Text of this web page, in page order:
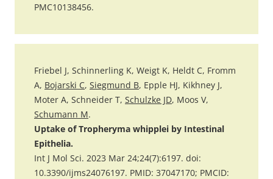
PMC10138456.
Friebel J, Schinnerling K, Weigt K, Heldt C, Fromm
A, Bojarski C, Siegmund B, Epple HJ, Kikhney J,
Moter A, Schneider T, Schulzke JD, Moos V,
Schumann M.
Uptake of Tropheryma whipplei by Intestinal
Epithelia.
Int J Mol Sci. 2023 Mar 24;24(7):6197. doi:
10.3390/ijms24076197. PMID: 37047170; PMCID: